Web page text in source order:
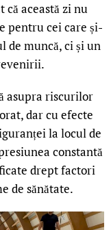
această zi nu
pentru cei care și-
de muncă, ci și un
asupra riscurilor
dar cu efecte
la locul de
constantă
drept factori
de sănătate.